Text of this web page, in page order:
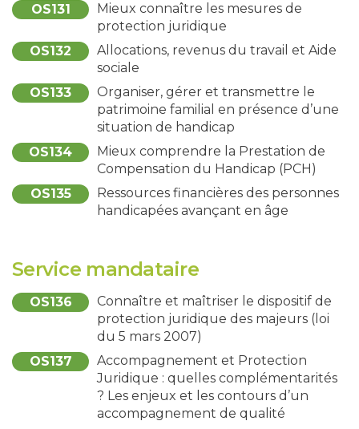
OS131
Mieux connaître les mesures de
protection juridique
OS132
Allocations, revenus du travail et Aide
sociale
OS133
Organiser, gérer et transmettre le
patrimoine familial en présence d’une
situation de handicap
OS134
Mieux comprendre la Prestation de
Compensation du Handicap (PCH)
OS135
Ressources financières des personnes
handicapées avançant en âge
Service mandataire
OS136
Connaître et maîtriser le dispositif de
protection juridique des majeurs (loi
du 5 mars 2007)
OS137
Accompagnement et Protection
Juridique : quelles complémentarités
? Les enjeux et les contours d’un
accompagnement de qualité